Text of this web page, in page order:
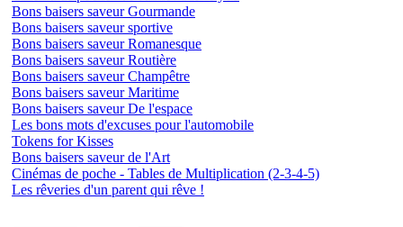
Bons baisers saveur Gourmande
Bons baisers saveur sportive
Bons baisers saveur Romanesque
Bons baisers saveur Routière
Bons baisers saveur Champêtre
Bons baisers saveur Maritime
Bons baisers saveur De l'espace
Les bons mots d'excuses pour l'automobile
Tokens for Kisses
Bons baisers saveur de l'Art
Cinémas de poche - Tables de Multiplication (2-3-4-5)
Les rêveries d'un parent qui rêve !